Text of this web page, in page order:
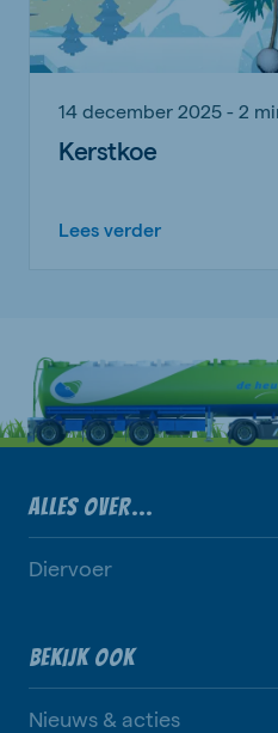
14 december 2025 - 2
Kerstkoe
Lees verder
ALLES OVER...
Diervoer
BEKIJK OOK
Nieuws & acties